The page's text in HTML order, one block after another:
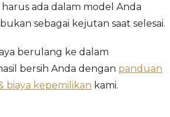
ada dalam model Anda
sebagai kejutan saat selesai.
berulang ke dalam
bersih Anda dengan panduan
biaya kepemilikan kami.